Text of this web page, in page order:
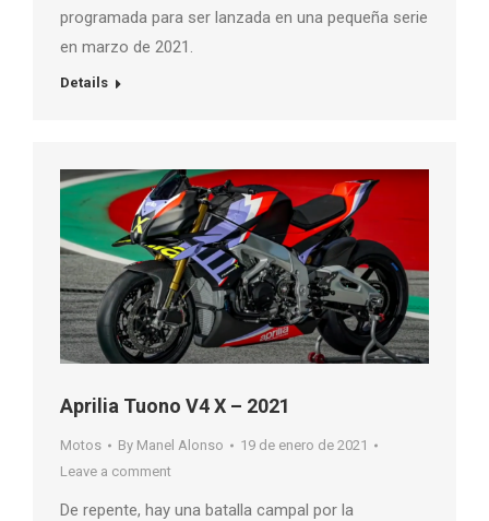
programada para ser lanzada en una pequeña serie
en marzo de 2021.
Details
Aprilia Tuono V4 X – 2021
Motos By Manel Alonso
19 de enero de 2021
Leave a comment
De repente, hay una batalla campal por la